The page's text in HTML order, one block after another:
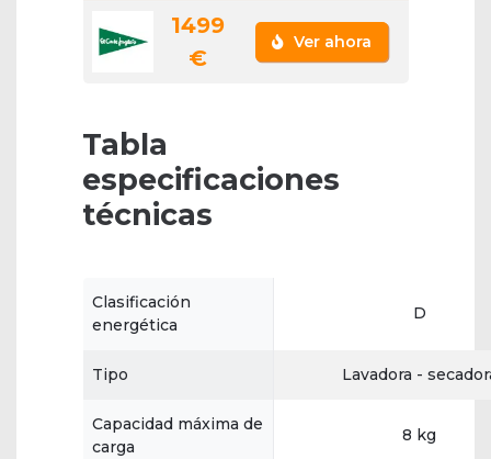
1499
€
Ver ahora
Tabla
especificaciones
técnicas
Clasificación
energética
D
Tipo Lavadora -
Capacidad máxima de
carga
8 kg